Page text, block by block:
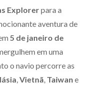
Explorerpara a
aventura de
5 de janeiro de
em uma
o navio percorre as
,Vietnã, Taiwan e